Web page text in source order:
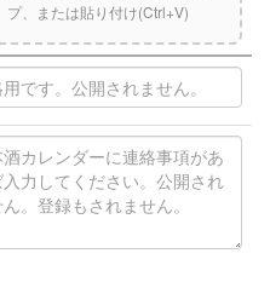
プ、または貼り付け(Ctrl+V)